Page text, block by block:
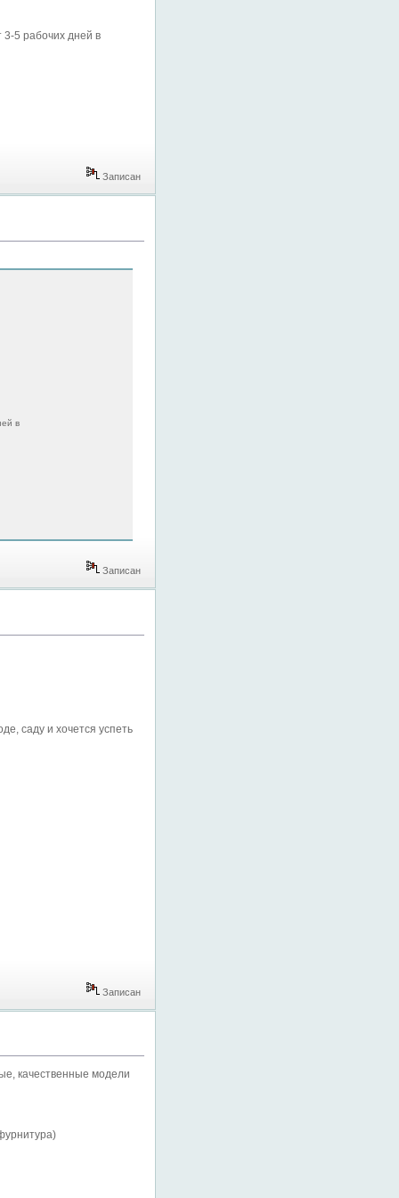
5 рабочих дней в
Записан
в
Записан
саду и хочется успеть
Записан
качественные модели